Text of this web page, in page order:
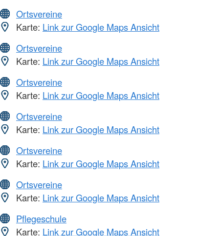
Ortsvereine
Karte: Link zur Google Maps Ansicht
Ortsvereine
Karte: Link zur Google Maps Ansicht
Ortsvereine
Karte: Link zur Google Maps Ansicht
Ortsvereine
Karte: Link zur Google Maps Ansicht
Ortsvereine
Karte: Link zur Google Maps Ansicht
Ortsvereine
Karte: Link zur Google Maps Ansicht
Pflegeschule
Karte: Link zur Google Maps Ansicht